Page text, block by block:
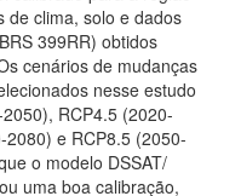
de clima, solo e dados
399RR) obtidos
cenários de mudanças
nesse estudo
RCP4.5 (2020-
e RCP8.5 (2050-
o modelo DSSAT/
uma boa calibração,